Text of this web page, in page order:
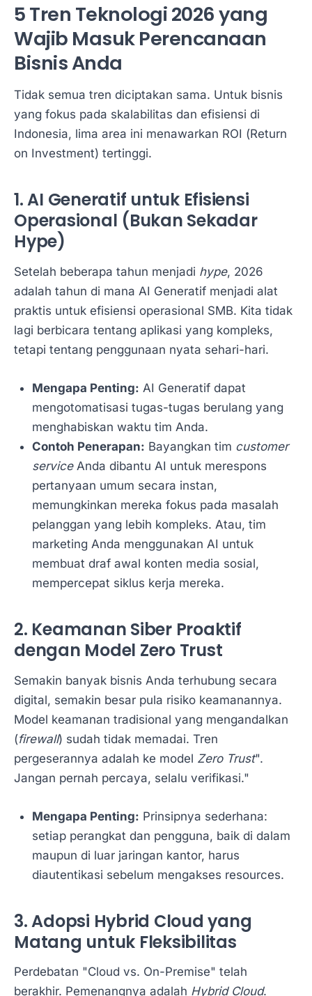
5 Tren Teknologi 2026 yang
Wajib Masuk Perencanaan
Bisnis Anda
Tidak semua tren diciptakan sama. Untuk bisnis
yang fokus pada skalabilitas dan efisiensi di
Indonesia, lima area ini menawarkan ROI (Return
on Investment) tertinggi.
1. AI Generatif untuk Efisiensi
Operasional (Bukan Sekadar
Hype)
Setelah beberapa tahun menjadi hype, 2026
adalah tahun di mana AI Generatif menjadi alat
praktis untuk efisiensi operasional SMB. Kita tidak
lagi berbicara tentang aplikasi yang kompleks,
tetapi tentang penggunaan nyata sehari-hari.
Mengapa Penting: AI Generatif dapat
mengotomatisasi tugas-tugas berulang yang
menghabiskan waktu tim Anda.
Contoh Penerapan: Bayangkan tim customer
serviceAnda dibantu AI untuk merespons
pertanyaan umum secara instan,
memungkinkan mereka fokus pada masalah
pelanggan yang lebih kompleks. Atau, tim
marketing Anda menggunakan AI untuk
membuat draf awal konten media sosial,
mempercepat siklus kerja mereka.
2. Keamanan Siber Proaktif
dengan Model Zero Trust
Semakin banyak bisnis Anda terhubung secara
digital, semakin besar pula risiko keamanannya.
Model keamanan tradisional yang mengandalkan
(firewall) sudah tidak memadai. Tren
pergeserannya adalah ke model Zero Trust".
Jangan pernah percaya, selalu verifikasi."
Mengapa Penting: Prinsipnya sederhana:
setiap perangkat dan pengguna, baik di dalam
maupun di luar jaringan kantor, harus
diautentikasi sebelum mengakses resources.
3. Adopsi Hybrid Cloud yang
Matang untuk Fleksibilitas
Perdebatan "Cloud vs. On-Premise" telah
berakhir. Pemenangnya adalah Hybrid Cloud.